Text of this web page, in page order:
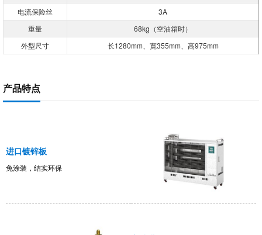
电流保险丝
3A
重量
68kg（空油箱时）
外型尺寸
长1280mm、寛355mm、高975mm
产品特点
进口镀锌板
免涂装，结实环保